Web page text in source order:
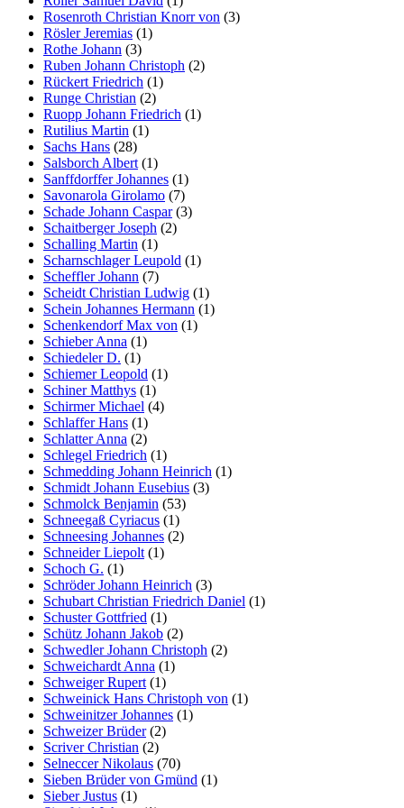
Rosenroth Christian Knorr von (3)
Rösler Jeremias (1)
Rothe Johann (3)
Ruben Johann Christoph (2)
Rückert Friedrich (1)
Runge Christian (2)
Ruopp Johann Friedrich (1)
Rutilius Martin (1)
Sachs Hans (28)
Salsborch Albert (1)
Sanffdorffer Johannes (1)
Savonarola Girolamo (7)
Schade Johann Caspar(3)
Schaitberger Joseph (2)
Schalling Martin (1)
Scharnschlager Leupold (1)
Scheffler Johann (7)
Scheidt Christian Ludwig (1)
Schein Johannes Hermann (1)
Schenkendorf Max von (1)
Schieber Anna (1)
Schiedeler D. (1)
Schiemer Leopold (1)
Schiner Matthys (1)
Schirmer Michael (4)
Schlaffer Hans (1)
Schlatter Anna (2)
Schlegel Friedrich (1)
Schmedding Johann Heinrich (1)
Schmidt Johann Eusebius (3)
Schmolck Benjamin (53)
Schneegaß Cyriacus (1)
Schneesing Johannes (2)
Schneider Liepolt (1)
Schoch G. (1)
Schröder Johann Heinrich (3)
Schubart Christian Friedrich Daniel (1)
Schuster Gottfried (1)
Schütz Johann Jakob (2)
Schwedler Johann Christoph (2)
Schweichardt Anna (1)
Schweiger Rupert (1)
Schweinick Hans Christoph von (1)
Schweinitzer Johannes (1)
Schweizer Brüder(2)
Scriver Christian (2)
Selneccer Nikolaus (70)
Sieben Brüder von Gmünd (1)
Sieber Justus (1)